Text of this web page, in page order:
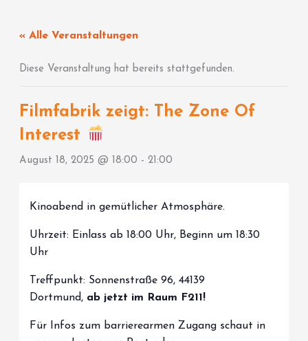
springen« Alle Veranstaltungen
Diese Veranstaltung hat bereits stattgefunden.
Filmfabrik zeigt: The Zone Of
Interest
August 18, 2025 @ 18:00 -21:00
Kinoabend in gemütlicher Atmosphäre.
Uhrzeit: Einlass ab 18:00 Uhr, Beginn um 18:30
Uhr
Treffpunkt: Sonnenstraße 96, 44139
Dortmund, ab jetzt im Raum F211!
Für Infos zum barrierearmen Zugang schaut in